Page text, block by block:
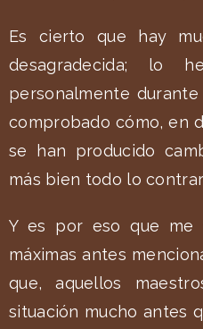
Es cierto que hay
desagradecida; lo
personalmente
comprobado cómo, en
se han producido
más bien todo lo
Y es por eso que me
máximas antes
que, aquellos
situación mucho antes